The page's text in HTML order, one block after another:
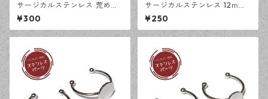
サージカルステンレス 荒め小
豆チェーン 4×3ｍｍ シルバー
50cm アジャスターチェーン
アレルギー対応 ハンドメイド
¥300
サージカルステンレス 12ｍｍ
ミール皿 オープンリング台 シ
ルバー 2個 アレルギー対応 ア
クセサリーパーツ ハンドメイ
¥250